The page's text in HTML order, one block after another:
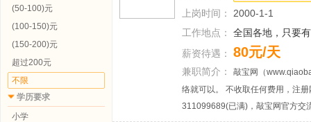
(50-100)元
(100-150)元
(150-200)元
超过200元
不限
学历要求
小学
上岗时间： 2000-1-1
工作地点： 全国各地，只要
薪资待遇： 80元/天
兼职简介： 敲宝网（
络就可以。 不收取任何费用，注
311099689(已满)，敲宝网官方